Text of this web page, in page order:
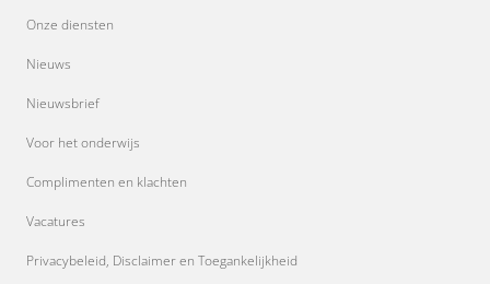
Onze diensten
Nieuws
Nieuwsbrief
Voor het onderwijs
Complimenten en klachten
Vacatures
Privacybeleid, Disclaimer en Toegankelijkheid